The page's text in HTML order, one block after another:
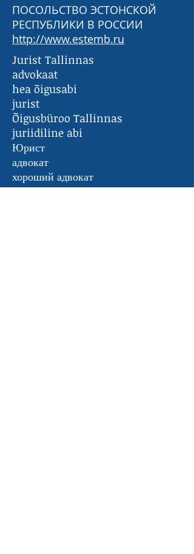
ПОСОЛЬСТВО ЭСТОНСКОЙ
РЕСПУБЛИКИ В РОССИИ
http://www.estemb.ru
Jurist Tallinnas
advokaat
hea õigusabi
jurist
Õigusbüroo Tallinnas
juriidiline abi
Юрист
адвокат
хороший адвокат
русскоязычный адвокат